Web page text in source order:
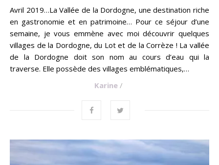
Avril 2019…La Vallée de la Dordogne, une destination riche
en gastronomie et en patrimoine… Pour ce séjour d’une
semaine, je vous emmène avec moi découvrir quelques
villages de la Dordogne, du Lot et de la Corrèze ! La vallée
de la Dordogne doit son nom au cours d’eau qui la
traverse. Elle possède des villages emblématiques,…
Karine /